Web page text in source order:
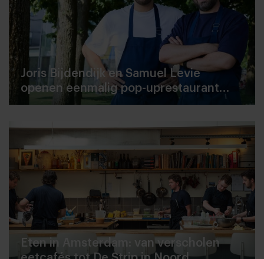
Joris Bijdendijk en Samuel Levie
openen eenmalig pop-uprestaurant
Café de Lepel
Eten in Amsterdam: van verscholen